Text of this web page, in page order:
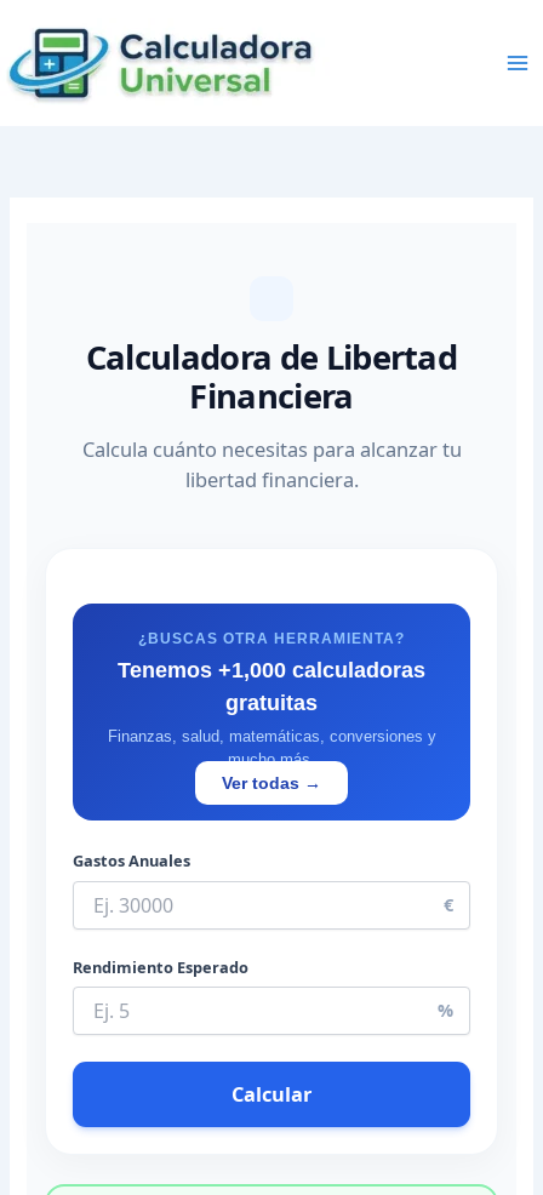
content
Calculadora de Libertad
Financiera
Calcula cuánto necesitas para alcanzar tu
libertad financiera.
¿BUSCAS OTRA HERRAMIENTA?
Tenemos +1,000 calculadoras
gratuitas
Finanzas, salud, matemáticas, conversiones y
mucho más.
Ver todas →
Gastos Anuales
€
Rendimiento Esperado
%
Calcular